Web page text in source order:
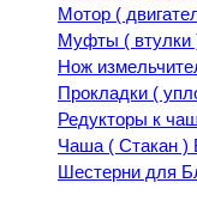
Мотор (
Муфты ( втулки
Нож
Прокладки (
Редукторы к
Чаша ( Стакан )
Шестерни для